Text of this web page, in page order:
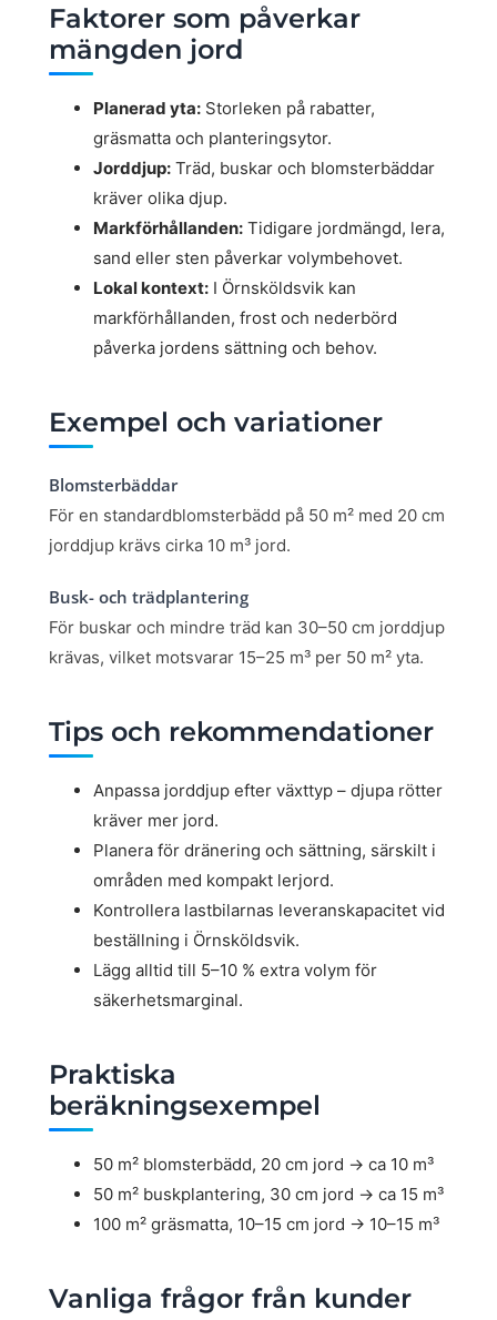
Faktorer som påverkar
mängden jord
Planerad yta: Storleken på rabatter,
gräsmatta och planteringsytor.
Jorddjup: Träd, buskar och blomsterbäddar
kräver olika djup.
Markförhållanden: Tidigare jordmängd, lera,
sand eller sten påverkar volymbehovet.
Lokal kontext: I Örnsköldsvik kan
markförhållanden, frost och nederbörd
påverka jordens sättning och behov.
Exempel och variationer
Blomsterbäddar
För en standardblomsterbädd på 50 m² med 20 cm
jorddjup krävs cirka 10 m³ jord.
Busk- och trädplantering
För buskar och mindre träd kan 30–50 cm jorddjup
krävas, vilket motsvarar 15–25 m³ per 50 m² yta.
Tips och rekommendationer
Anpassa jorddjup efter växttyp – djupa rötter
kräver mer jord.
Planera för dränering och sättning, särskilt i
områden med kompakt lerjord.
Kontrollera lastbilarnas leveranskapacitet vid
beställning i Örnsköldsvik.
Lägg alltid till 5–10 % extra volym för
säkerhetsmarginal.
Praktiska
beräkningsexempel
50 m² blomsterbädd, 20 cm jord → ca 10 m³
50 m² buskplantering, 30 cm jord → ca 15 m³
100 m² gräsmatta, 10–15 cm jord → 10–15 m³
Vanliga frågor från kunder